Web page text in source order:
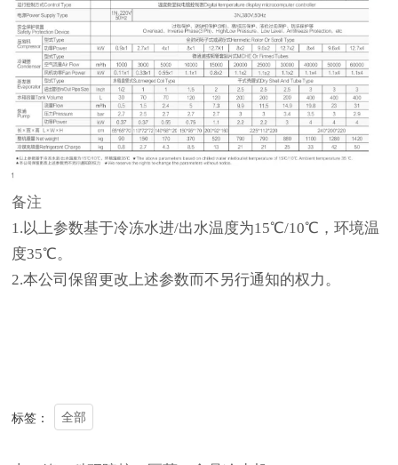
备注
1.以上参数基于冷冻水进/出水温度为15℃/10℃，环境温
度35℃。
2.本公司保留更改上述参数而不另行通知的权力。
标签： 全部